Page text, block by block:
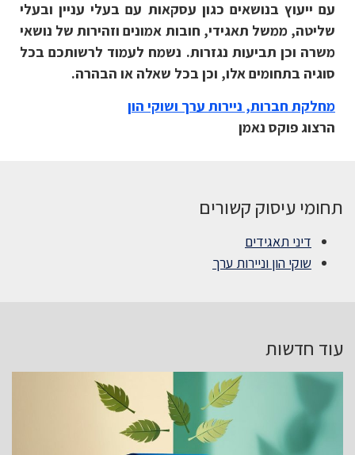
עם ייעוץ בנושאים כגון עסקאות עם בעלי עניין ובעלי
שליטה, ממשל תאגידי, חובות אמונים וזהירות של נושאי
משרה וכן תביעות נגזרות. נשמח לעמוד לרשותכם בכל
סוגיה בתחומים אלו, וכן בכל שאלה או הבהרה.
מחלקת חברות, ניירות ערך ושוקי הון
הרצוג פוקס נאמן
תחומי עיסוק קשורים
דיני תאגידים
שוקי הון וניירות ערך
עוד חדשות